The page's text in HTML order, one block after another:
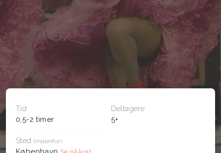
Tid
0,5-2 timer
Deltagere
5+
Sted (Indenfor)